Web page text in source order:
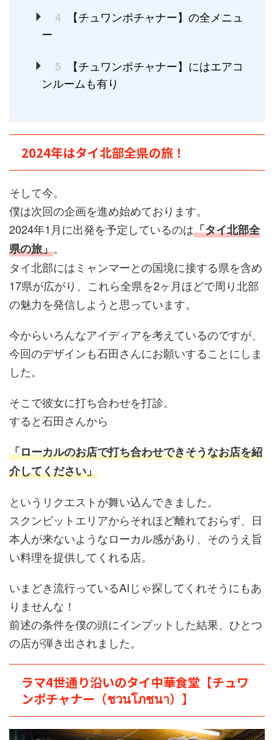
4
【チュワンポチャナー】の全メニュ
ー
5
【チュワンポチャナー】にはエアコ
ンルームも有り
2024年はタイ北部全県の旅！
そして今。
僕は次回の企画を進め始めております。
2024年1月に出発を予定しているのは「タイ北部全
県の旅」。
タイ北部にはミャンマーとの国境に接する県を含め
17県が広がり、これら全県を2ヶ月ほどで周り北部
の魅力を発信しようと思っています。
今からいろんなアイディアを考えているのですが、
今回のデザインも石田さんにお願いすることにしま
した。
そこで彼女に打ち合わせを打診。
すると石田さんから
「ローカルのお店で打ち合わせできそうなお店を紹
介してください」
というリクエストが舞い込んできました。
スクンビットエリアからそれほど離れておらず、日
本人が来ないようなローカル感があり、そのうえ旨
い料理を提供してくれる店。
いまどき流行っているAIじゃ探してくれそうにもあ
りませんな！
前述の条件を僕の頭にインプットした結果、ひとつ
の店が弾き出されました。
ラマ4世通り沿いのタイ中華食堂【チュワ
ンポチャナー（ชวนโภชนา）】